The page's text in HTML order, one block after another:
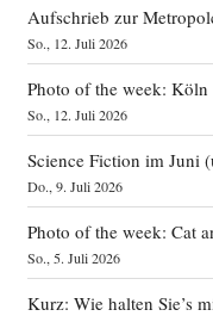
Aufschrieb zur
So., 12. Juli 2026
Photo of the week:
So., 12. Juli 2026
Science Fiction im Juni
Do., 9. Juli 2026
Photo of the week: Cat
So., 5. Juli 2026
Kurz: Wie halten Sie’s